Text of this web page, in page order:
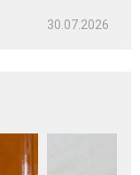
30.07.2026